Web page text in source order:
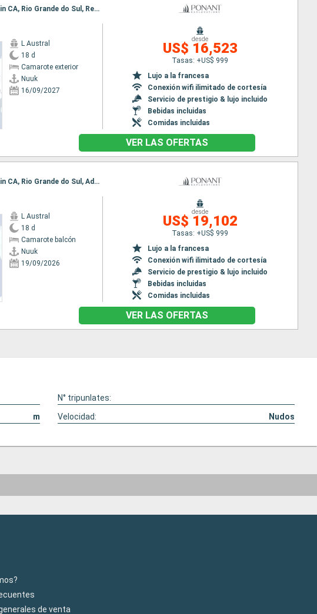
Itinerario : Nuuk, Qeqertarsuaq, Iqaluit, Grinell glacier, Akpatok, Nachvak fjord, Nain CA, Rio Grande do Sul, Red Bay, Adamstown, Twillengate, Baie de Trinity, St Johns, Saint Pierre y Miquelon, Halifax
L Austral
18 d
Camarote exterior
Nuuk
16/09/2027
desde
US$ 16,523
Tasas: +US$ 999
Lujo a la francesa
Conexión wifi ilimitado de cortesía
Servicio de prestigio & lujo incluido
Bebidas incluidas
Comidas incluidas
VER LAS OFERTAS
Itinerario : Nuuk, Qeqertarsuaq, Iqaluit, Grinell glacier, Akpatok, Nachvak fjord, Nain CA, Rio Grande do Sul, Adamstown, Red Bay, Twillengate, Baie de Trinity, St Johns, Saint Pierre y Miquelon, Halifax
L Austral
18 d
Camarote balcón
Nuuk
19/09/2026
desde
US$ 19,102
Tasas: +US$ 999
Lujo a la francesa
Conexión wifi ilimitado de cortesía
Servicio de prestigio & lujo incluido
Bebidas incluidas
Comidas incluidas
VER LAS OFERTAS
N° tripunlates:
m Velocidad: Nudos
de venta